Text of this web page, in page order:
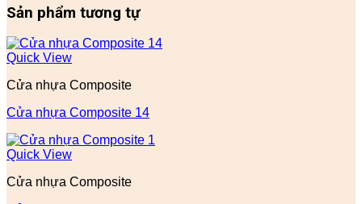
Sản phẩm tương tự
Quick View
Cửa nhựa Composite
Cửa nhựa Composite 14
Quick View
Cửa nhựa Composite